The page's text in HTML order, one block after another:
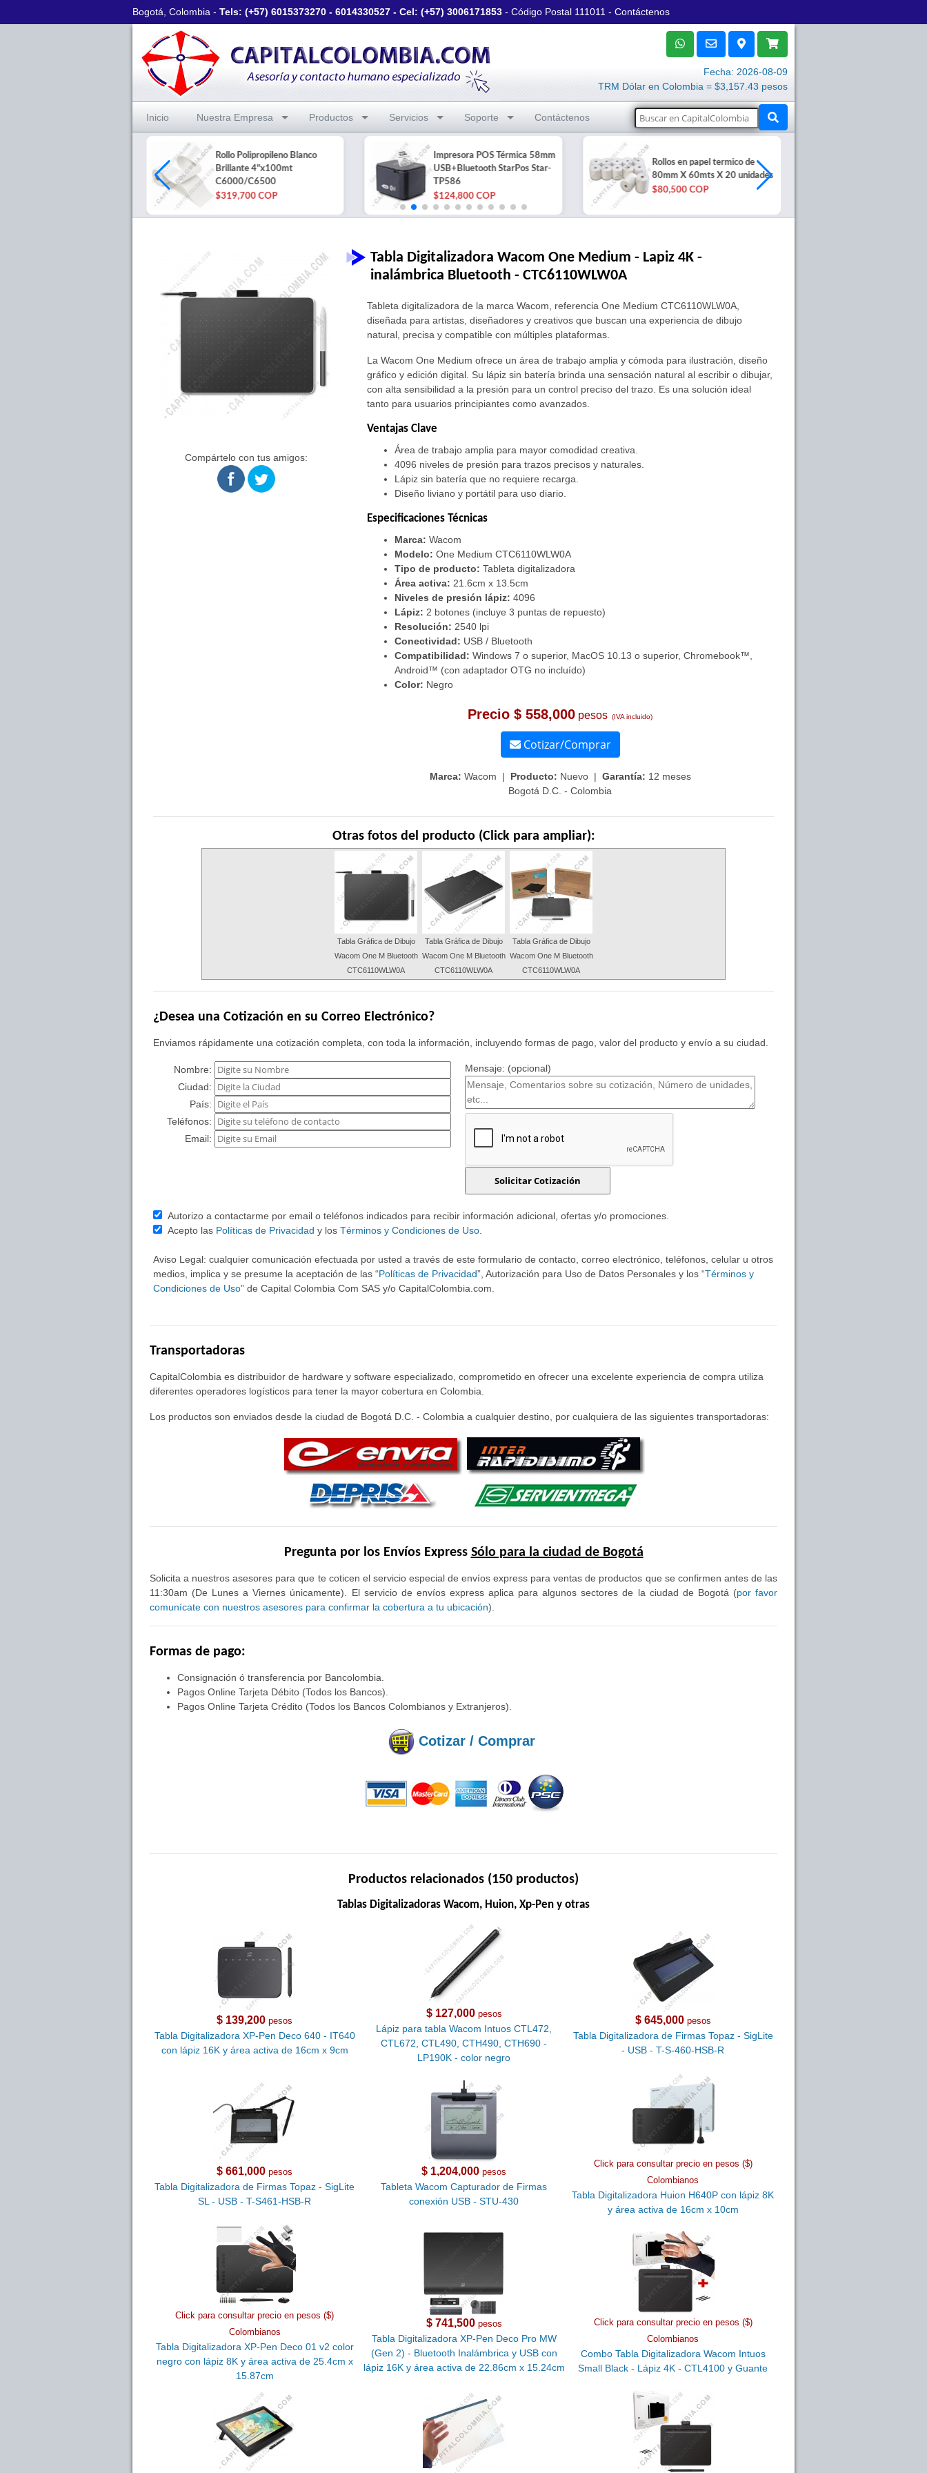
Bogotá, Colombia - Tels: (+57) 6015373270 - 6014330527 - Cel: (+57) 3006171853 - Código Postal 111011 - Contáctenos
Fecha: 2026-08-09
TRM Dólar en Colombia = $3,157.43 pesos
Inicio Nuestra Empresa Productos Servicios Soporte Contáctenos
Rollo Polipropileno Blanco
Brillante 4"x100mt
C6000/C6500
$319,700 COP
Impresora POS Térmica 58mm
USB+Bluetooth StarPos Star-
TP586
$124,800 COP
Rollos en papel termico de
80mm X 60mts X 20 unidades
$80,500 COP
Compártelo con tus amigos:
Tabla Digitalizadora Wacom One Medium - Lapiz 4K -
inalámbrica Bluetooth - CTC6110WLW0A
Tableta digitalizadora de la marca Wacom, referencia One Medium CTC6110WLW0A,
diseñada para artistas, diseñadores y creativos que buscan una experiencia de dibujo
natural, precisa y compatible con múltiples plataformas.
La Wacom One Medium ofrece un área de trabajo amplia y cómoda para ilustración, diseño
gráfico y edición digital. Su lápiz sin batería brinda una sensación natural al escribir o dibujar,
con alta sensibilidad a la presión para un control preciso del trazo. Es una solución ideal
tanto para usuarios principiantes como avanzados.
Ventajas Clave
Área de trabajo amplia para mayor comodidad creativa.
4096 niveles de presión para trazos precisos y naturales.
Lápiz sin batería que no requiere recarga.
Diseño liviano y portátil para uso diario.
Especificaciones Técnicas
Marca: Wacom
Modelo: One Medium CTC6110WLW0A
Tipo de producto: Tableta digitalizadora
Área activa: 21.6cm x 13.5cm
Niveles de presión lápiz: 4096
Lápiz: 2 botones (incluye 3 puntas de repuesto)
Resolución: 2540 lpi
Conectividad: USB / Bluetooth
Compatibilidad: Windows 7 o superior, MacOS 10.13 o superior, Chromebook™,
Android™ (con adaptador OTG no incluído)
Color: Negro
Precio $ 558,000 pesos (IVA incluido)
Cotizar/Comprar
Marca: Wacom | Producto: Nuevo | Garantía: 12 meses
Bogotá D.C. - Colombia
Otras fotos del producto (Click para ampliar):
Tabla Gráfica de Dibujo
Wacom One M Bluetooth
CTC6110WLW0A
Tabla Gráfica de Dibujo
Wacom One M Bluetooth
CTC6110WLW0A
Tabla Gráfica de Dibujo
Wacom One M Bluetooth
CTC6110WLW0A
¿Desea una Cotización en su Correo Electrónico?
Enviamos rápidamente una cotización completa, con toda la información, incluyendo formas de pago, valor del producto y envío a su ciudad.
Nombre:
Ciudad:
País:
Teléfonos:
Email:
Mensaje: (opcional)
Autorizo a contactarme por email o teléfonos indicados para recibir información adicional, ofertas y/o promociones.
Acepto las Políticas de Privacidad y los Términos y Condiciones de Uso
Aviso Legal: cualquier comunicación efectuada por usted a través de este formulario de contacto, correo electrónico, teléfonos, celular u otros
medios, implica y se presume la aceptación de las “Políticas de Privacidad”, Autorización para Uso de Datos Personales y los “Términos y
Condiciones de Uso” de Capital Colombia Com SAS y/o CapitalColombia.com.
Transportadoras
CapitalColombia es distribuidor de hardware y software especializado, comprometido en ofrecer una excelente experiencia de compra utiliza
diferentes operadores logísticos para tener la mayor cobertura en Colombia.
Los productos son enviados desde la ciudad de Bogotá D.C. - Colombia a cualquier destino, por cualquiera de las siguientes transportadoras:
Pregunta por los Envíos Express Sólo para la ciudad de Bogotá
Solicita a nuestros asesores para que te coticen el servicio especial de envíos express para ventas de productos que se confirmen antes de las
11:30am (De Lunes a Viernes únicamente). El servicio de envíos express aplica para algunos sectores de la ciudad de Bogotá (por favor
comunícate con nuestros asesores para confirmar la cobertura a tu ubicación).
Formas de pago:
Consignación ó transferencia por Bancolombia.
Pagos Online Tarjeta Débito (Todos los Bancos).
Pagos Online Tarjeta Crédito (Todos los Bancos Colombianos y Extranjeros).
Cotizar / Comprar
Productos relacionados (150 productos)
Tablas Digitalizadoras Wacom, Huion, Xp-Pen y otras
$ 139,200 pesos
Tabla Digitalizadora XP-Pen Deco 640 - IT640
con lápiz 16K y área activa de 16cm x 9cm
$ 127,000pesos
Lápiz para tabla Wacom Intuos CTL472,
CTL672, CTL490, CTH490, CTH690 -
LP190K - color negro
$ 645,000pesos
Tabla Digitalizadora de Firmas Topaz - SigLite
- USB - T-S-460-HSB-R
$ 661,000 pesos
Tabla Digitalizadora de Firmas Topaz - SigLite
SL - USB - T-S461-HSB-R
$ 1,204,000 pesos
Tableta Wacom Capturador de Firmas
conexión USB - STU-430
Click para consultar precio en pesos ($)
Colombianos
Tabla Digitalizadora Huion H640P con lápiz 8K
y área activa de 16cm x 10cm
Click para consultar precio en pesos ($)
Colombianos
Tabla Digitalizadora XP-Pen Deco 01 v2 color
negro con lápiz 8K y área activa de 25.4cm x
15.87cm
$ 741,500pesos
Tabla Digitalizadora XP-Pen Deco Pro MW
(Gen 2) - Bluetooth Inalámbrica y USB con
lápiz 16K y área activa de 22.86cm x 15.24cm
Click para consultar precio en pesos ($)
Colombianos
Combo Tabla Digitalizadora Wacom Intuos
Small Black - Lápiz 4K - CTL4100 y Guante